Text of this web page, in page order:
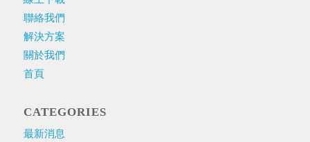
聯絡我們
解決方案
關於我們
首頁
CATEGORIES
最新消息